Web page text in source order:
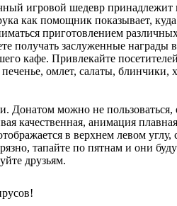
игровой шедевр
как помощник показывает,
приготовлением
получать заслуженные награды
кафе. Привлекайте
омлет, салаты, блинчики,
Донатом можно не пользоваться,
качественная, анимация
в верхнем левом углу,
тапайте по пятнам и они
друзьям.